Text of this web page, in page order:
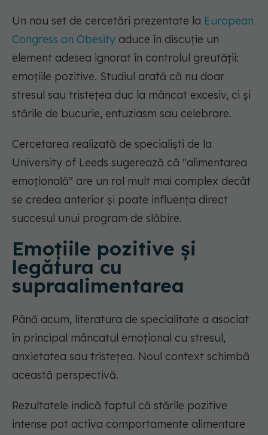
Un nou set de cercetări prezentate la European
Congress on Obesity aduce în discuție un
element adesea ignorat în controlul greutății:
emoțiile pozitive. Studiul arată că nu doar
stresul sau tristețea duc la mâncat excesiv, ci și
stările de bucurie, entuziasm sau celebrare.
Cercetarea realizată de specialiști de la
University of Leeds sugerează că "alimentarea
emoțională" are un rol mult mai complex decât
se credea anterior și poate influența direct
succesul unui program de slăbire.
Emoțiile pozitive și
legătura cu
supraalimentarea
Până acum, literatura de specialitate a asociat
în principal mâncatul emoțional cu stresul,
anxietatea sau tristețea. Noul context schimbă
această perspectivă.
Rezultatele indică faptul că stările pozitive
intense pot activa comportamente alimentare